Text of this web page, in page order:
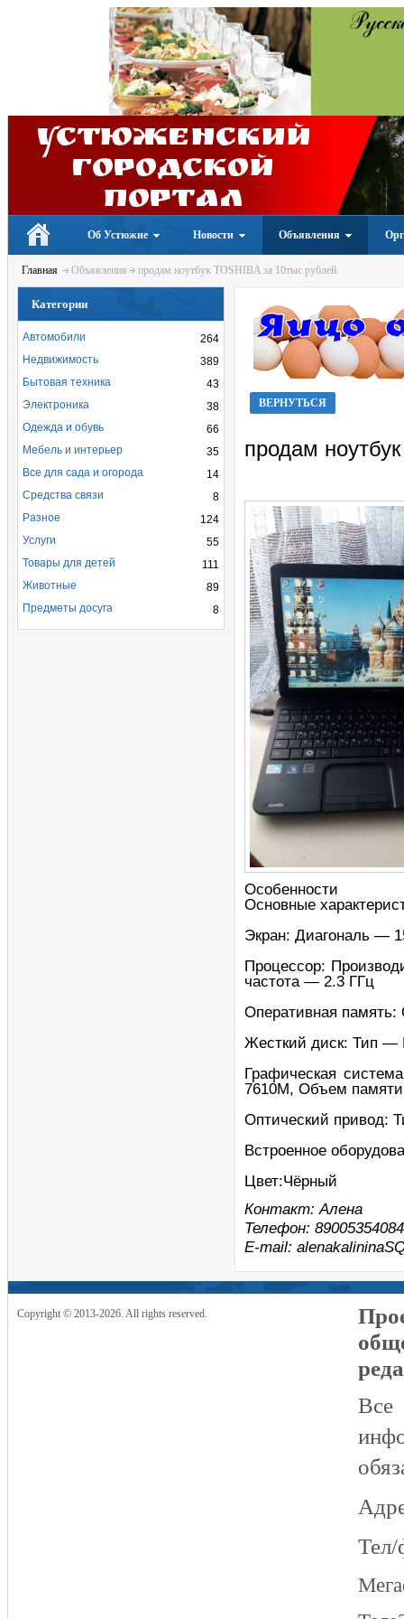
Устюженский
Городской
портал
Об Устюжне Новости Объявления
Главная Объявления продам ноутбук TOSHIBA за 10тыс.рублей.
ВЕРНУТЬСЯ
продам
Особенности
Основные
Экран: Диагональ —
Процессор:
частота — 2.3 ГГц
Оперативная
Жесткий диск: Тип
Графическая
7610M, Объем
Оптический привод:
Встроенное
Цвет:Чёрный
Контакт: Алена
Телефон: 89005354084
E-mail:
Категории
264
Автомобили
389
Недвижимость
43
Бытовая техника
38
Электроника
66
Одежда и обувь
35
Мебель и интерьер
14
Все для сада и огорода
8
Средства связи
124
Разное
55
Услуги
111
Товары для детей
89
Животные
8
Предметы досуга
Copyright © 2013-2026. All rights reserved.